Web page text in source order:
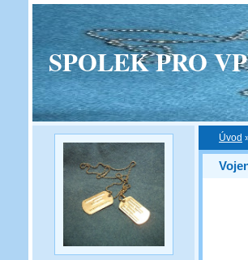
SPOLEK PRO
Úvod